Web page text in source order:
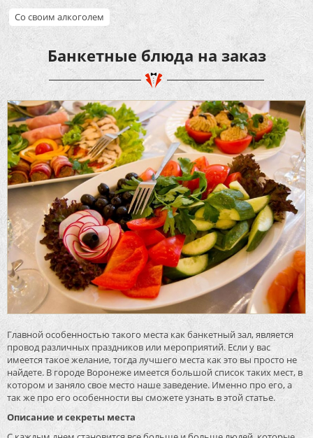
Со своим алкоголем
Банкетные блюда на заказ
Главной особенностью такого места как банкетный зал, является
провод различных праздников или мероприятий. Если у вас
имеется такое желание, тогда лучшего места как это вы просто не
найдете. В городе Воронеже имеется большой список таких мест, в
котором и заняло свое место наше заведение. Именно про его, а
так же про его особенности вы сможете узнать в этой статье.
Описание и секреты места